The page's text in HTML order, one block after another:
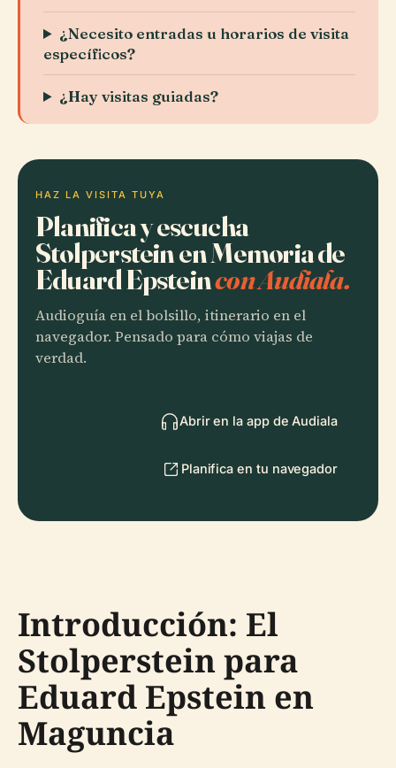
¿Necesito entradas u horarios de visita
específicos?
¿Hay visitas guiadas?
HAZ LA VISITA TUYA
Planifica y escucha
Stolperstein en Memoria de
Eduard Epsteincon Audiala.
Audioguía en el bolsillo, itinerario en el
navegador. Pensado para cómo viajas de
verdad.
Abrir en la app de Audiala
Planifica en tu navegador
Introducción: El
Stolperstein para
Eduard Epstein en
Maguncia